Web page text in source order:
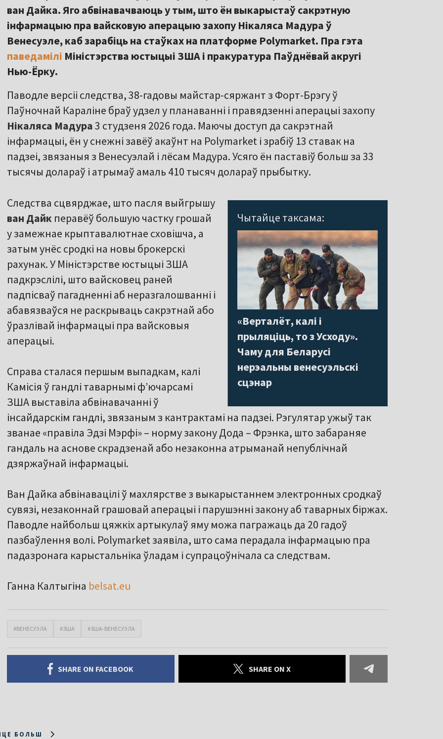
ван Дайка. Яго абвінавачваюць у тым, што ён выкарыстаў сакрэтную
інфармацыю пра вайсковую аперацыю захопу Нікаляса Мадура ў
Венесуэле, каб зарабіць на стаўках на платформе Polymarket. Пра гэта
паведамілі Міністэрства юстыцыі ЗША і пракуратура Паўднёвай акругі
Нью-Ёрку.
Паводле версіі следства, 38-гадовы майстар-сяржант з Форт-Брэгу ў
Паўночнай Караліне браў удзел у планаванні і правядзенні аперацыі захопу
Нікаляса Мадура3 студзеня 2026 года. Маючы доступ да сакрэтнай
інфармацыі, ён у снежні завёў акаўнт на Polymarket і зрабіў 13 ставак на
падзеі, звязаныя з Венесуэлай і лёсам Мадура. Усяго ён паставіў больш за 33
тысячы долараў і атрымаў амаль 410 тысяч долараў прыбытку.
Чытайце таксама:
«Верталёт, калі і
прыляціць, то з Усходу».
Чаму для Беларусі
нерэальны венесуэльскі
сцэнар
Следства сцвярджае, што пасля выйгрышу
ван Дайк перавёў большую частку грошай
у замежнае крыптавалютнае сховішча, а
затым унёс сродкі на новы брокерскі
рахунак. У Міністэрстве юстыцыі ЗША
падкрэслілі, што вайсковец раней
падпісваў пагадненні аб неразгалошванні і
абавязваўся не раскрываць сакрэтнай або
ўразлівай інфармацыі пра вайсковыя
аперацыі.
Справа сталася першым выпадкам, калі
Камісія ў гандлі таварнымі ф’ючарсамі
ЗША выставіла абвінавачанні ў
інсайдарскім гандлі, звязаным з кантрактамі на падзеі. Рэгулятар ужыў так
званае «правіла Эдзі Мэрфі» – норму закону Дода – Фрэнка, што забараняе
гандаль на аснове скрадзенай або незаконна атрыманай непублічнай
дзяржаўнай інфармацыі.
Ван Дайка абвінавацілі ў махлярстве з выкарыстаннем электронных сродкаў
сувязі, незаконнай грашовай аперацыі і парушэнні закону аб таварных біржах.
Паводле найбольш цяжкіх артыкулаў яму можа пагражаць да 20 гадоў
пазбаўлення волі. Polymarket заявіла, што сама перадала інфармацыю пра
падазронага карыстальніка ўладам і супрацоўнічала са следствам.
Ганна Калтыгіна belsat.eu
#ВЕНЕСУЭЛА #ЗША #ЗША-ВЕНЕСУЭЛА
SHARE ON FACEBOOK SHARE ON X
БОЛЬШ